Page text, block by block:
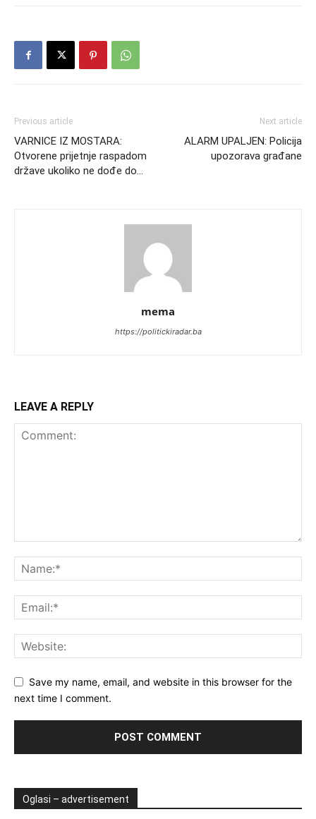
Previous article
VARNICE IZ MOSTARA:
Otvorene prijetnje raspadom
države ukoliko ne dođe do…
Next article
ALARM UPALJEN: Policija
upozorava građane
mema
https://politickiradar.ba
LEAVE A REPLY
Save my name, email, and website in this browser for the
next time I comment.
Oglasi – advertisement